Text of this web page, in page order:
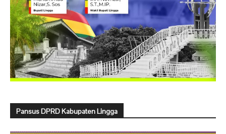
Pansus DPRD Kabupaten Lingga